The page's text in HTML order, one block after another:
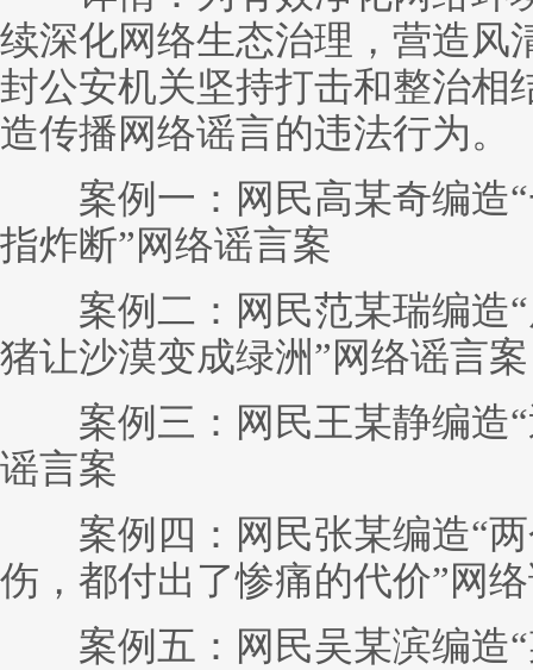
续深化网络生态治理，营造风
封公安机关坚持打击和整治相
造传播网络谣言的违法行为。
案例一：网民高某奇编造“
指炸断”网络谣言案
案例二：网民范某瑞编造“
猪让沙漠变成绿洲”网络谣言案
案例三：网民王某静编造“
谣言案
案例四：网民张某编造“两
伤，都付出了惨痛的代价”网
案例五：网民吴某滨编造“